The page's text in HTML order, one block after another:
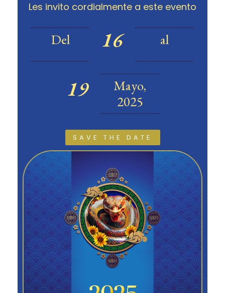
Les invito cordialmente a este evento
Del 16 al
19
Mayo,
2025
SAVE THE DATE